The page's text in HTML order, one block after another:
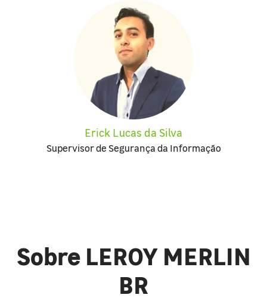
Erick Lucas da Silva
Supervisor de Segurança da Informação
Sobre LEROY MERLIN
BR